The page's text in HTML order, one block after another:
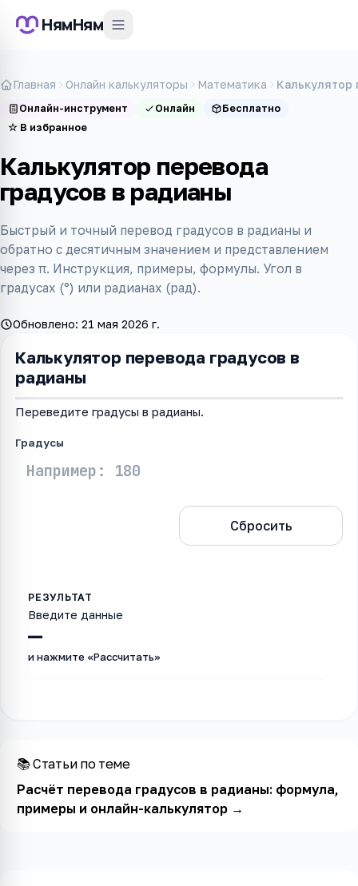
НямНям
Главная Онлайн калькуляторы Математика Калькулятор
Онлайн-инструмент Онлайн
Бесплатно
☆ В избранное
Калькулятор перевода
градусов в радианы
Быстрый и точный перевод градусов в радианы и
обратно с десятичным значением и представлением
через π. Инструкция, примеры, формулы. Угол в
градусах (°) или радианах (рад).
Обновлено: 21 мая 2026 г.
Калькулятор перевода градусов в
радианы
Переведите градусы в радианы.
Градусы
Сбросить
—
Введите данные
и нажмите «Рассчитать»
📚 Статьи по теме
Расчёт перевода градусов в радианы: формула,
примеры и онлайн-калькулятор→